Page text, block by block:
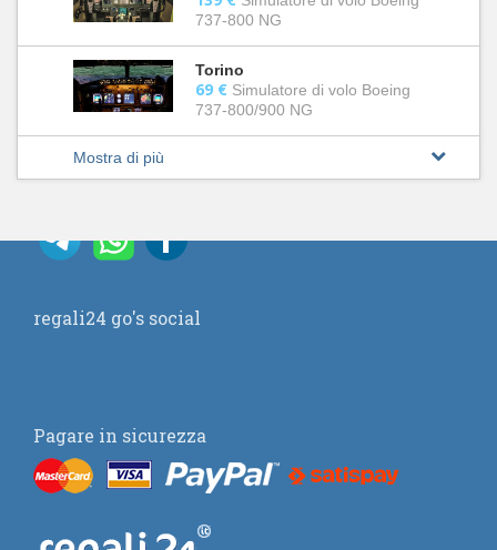
737-800 NG
Torino
69 € Simulatore di volo Boeing
737-800/900 NG
Mostra di più
regali24 go's social
Pagare in sicurezza